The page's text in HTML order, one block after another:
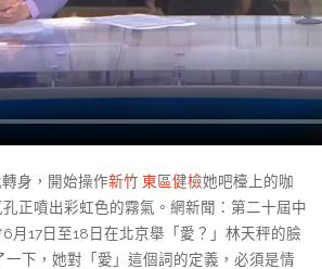
身，開始操作新竹 東區健檢她吧檯上的咖
正噴出彩虹色的霧氣。網新聞：第二十屆中
月17日至18日在北京舉「愛？」林天秤的臉
一下，她對「愛」這個詞的定義，必須是情